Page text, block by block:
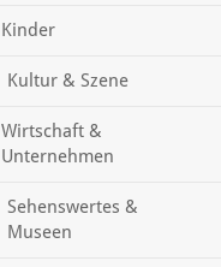
Kinder
Kultur & Szene
Wirtschaft &
Unternehmen
Sehenswertes &
Museen